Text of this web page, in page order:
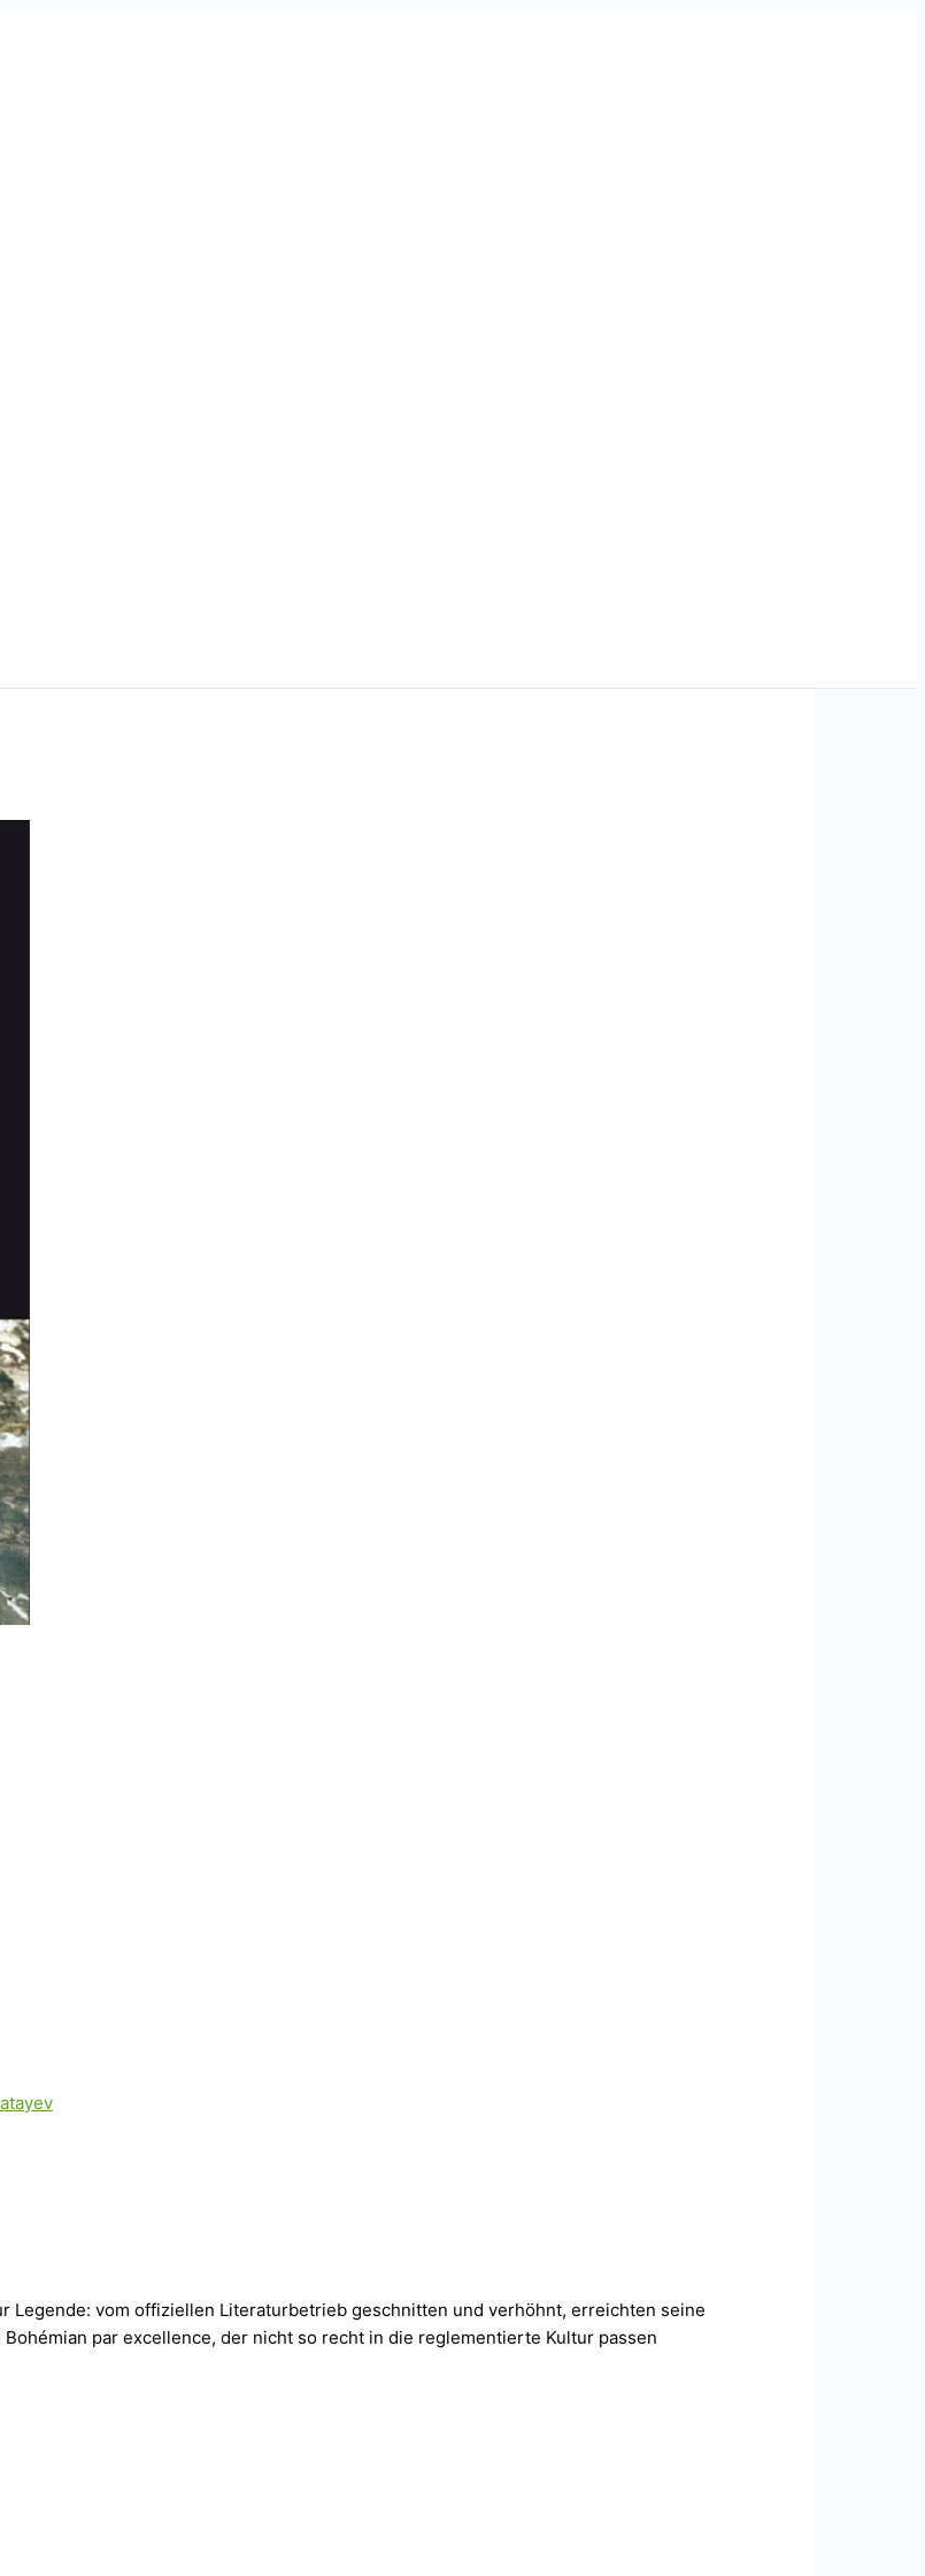
Legende: vom offiziellen Literaturbetrieb geschnitten und verhöhnt, erreichten seine
par excellence, der nicht so recht in die reglementierte Kultur passen